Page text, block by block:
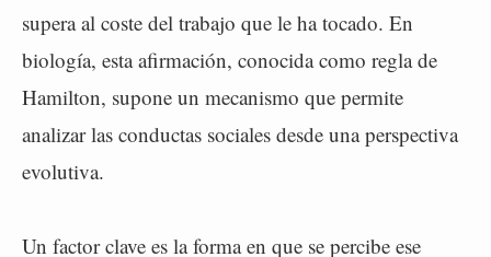
supera al coste del trabajo que le ha tocado. En
biología, esta afirmación, conocida como regla de
Hamilton, supone un mecanismo que permite
analizar las conductas sociales desde una perspectiva
evolutiva.
Un factor clave es la forma en que se percibe ese